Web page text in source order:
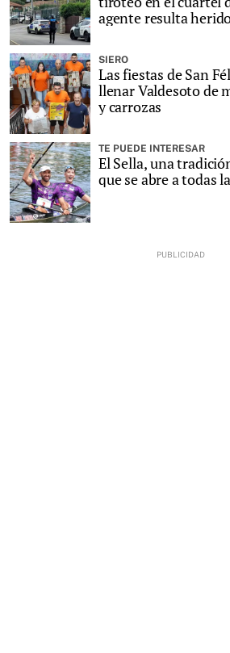
agente resulta
SIERO
Las fiestas de San
llenar Valdesoto de
y carrozas
TE PUEDE INTERESAR
El Sella, una
que se abre a todas